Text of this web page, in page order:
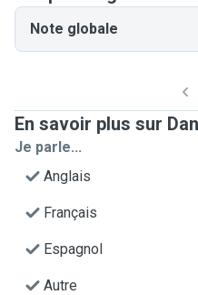
Note globale
En savoir plus sur
Je parle...
Anglais
Français
Espagnol
Autre